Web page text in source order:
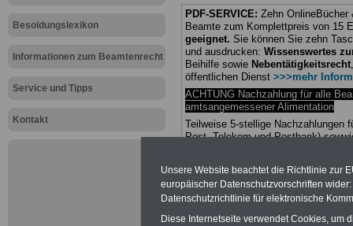
Besoldungslexikon
Informationen zum Beamtenrecht
Service und Tipps
Kontakt
PDF-SERVICE: Zehn
Beamte zum Komplettpreis von 15
geeignet. Sie können Sie zehn
und ausdrucken: Wissenswertes
Beihilfe sowie Nebentätigkeitsrecht
öffentlichen Dienst >>>mehr
ACHTUNG Nachzahlung für alle
amtsangemessener Alimentation
Teilweise 5-stellige Nachzahlungen
Post, Telekom und Postbank)
Hier die
abschließen!
Unsere Website beachtet die Richtlinie zur
europäischer Datenschutzvorschriften
Datenschutzrichtlinie für elektronische
Diese Internetseite verwendet Cookies, um